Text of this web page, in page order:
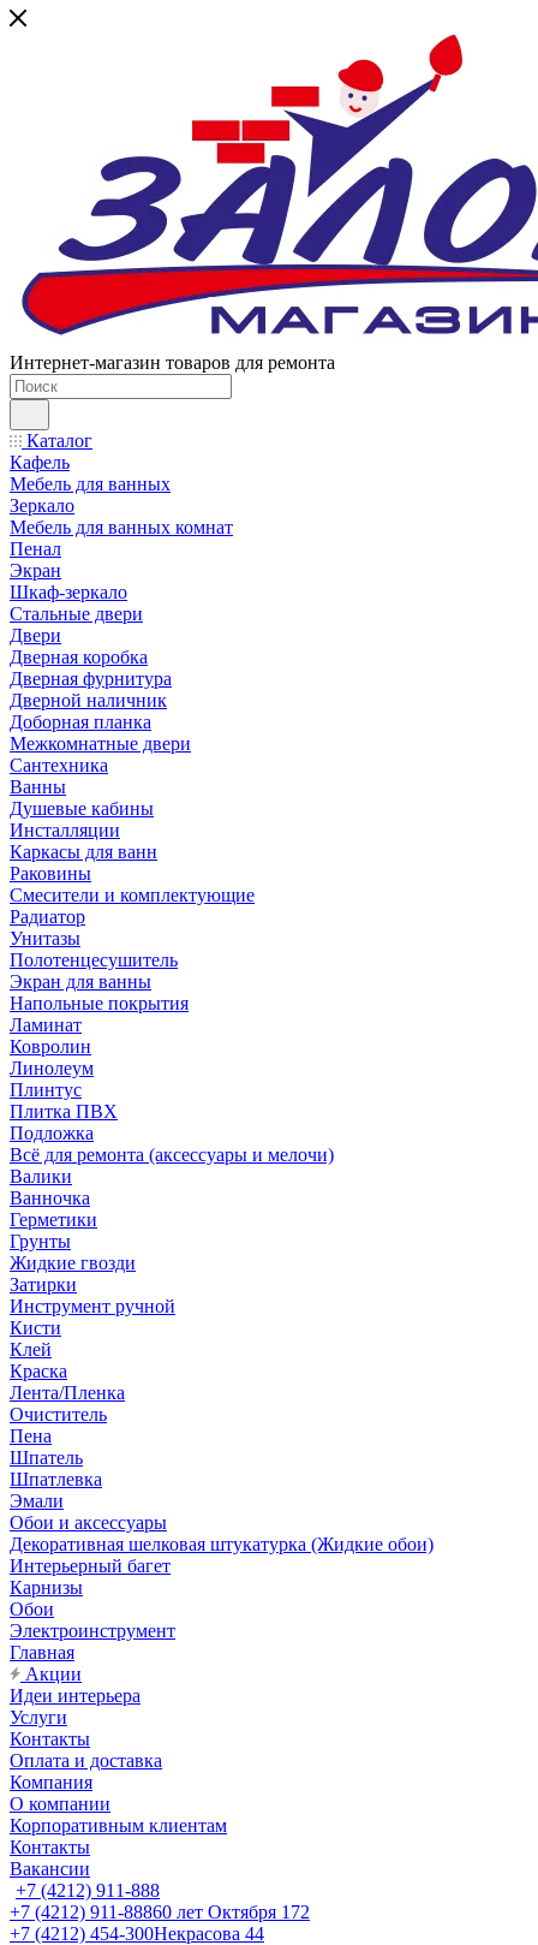
Интернет-магазин товаров для ремонта
Каталог
Кафель
Мебель для ванных
Зеркало
Мебель для ванных комнат
Пенал
Экран
Шкаф-зеркало
Стальные двери
Двери
Дверная коробка
Дверная фурнитура
Дверной наличник
Доборная планка
Межкомнатные двери
Сантехника
Ванны
Душевые кабины
Инсталляции
Каркасы для ванн
Раковины
Смесители и комплектующие
Радиатор
Унитазы
Полотенцесушитель
Экран для ванны
Напольные покрытия
Ламинат
Ковролин
Линолеум
Плинтус
Плитка ПВХ
Подложка
Всё для ремонта (аксессуары и мелочи)
Валики
Ванночка
Герметики
Грунты
Жидкие гвозди
Затирки
Инструмент ручной
Кисти
Клей
Краска
Лента/Пленка
Очиститель
Пена
Шпатель
Шпатлевка
Эмали
Обои и аксессуары
Декоративная шелковая штукатурка (Жидкие обои)
Интерьерный багет
Карнизы
Обои
Электроинструмент
Главная
Акции
Идеи интерьера
Услуги
Контакты
Оплата и доставка
Компания
О компании
Корпоративным клиентам
Контакты
Вакансии
+7 (4212) 911-888
+7 (4212) 911-88860 лет Октября 172
+7 (4212) 454-300Некрасова 44